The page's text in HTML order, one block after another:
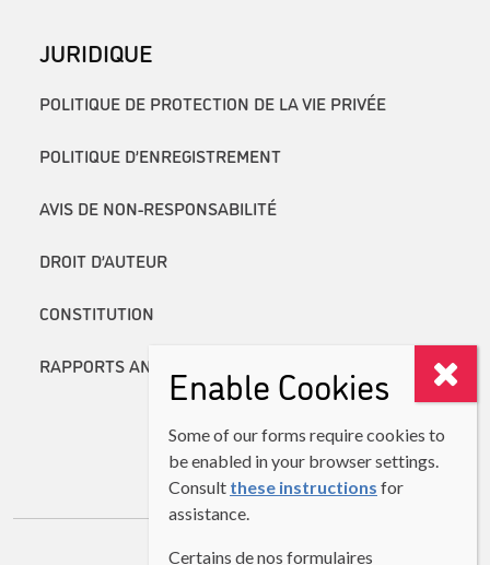
JURIDIQUE
POLITIQUE DE PROTECTION DE LA VIE PRIVÉE
POLITIQUE D’ENREGISTREMENT
AVIS DE NON-RESPONSABILITÉ
DROIT D’AUTEUR
CONSTITUTION
RAPPORTS ANNUELSEnable Cookies
Some of our forms require cookies to
be enabled in your browser settings.
Consult these instructions for
assistance.
Certains de nos formulaires